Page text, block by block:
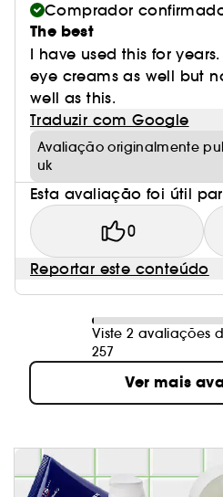
Comprador
The best
I have used this for
eye creams as well but
well as this.
Traduzir com Google
Avaliação originalmente
uk
Esta avaliação foi útil
0
Reportar este conteúdo
Viste 2 avaliações
257
Ver mais